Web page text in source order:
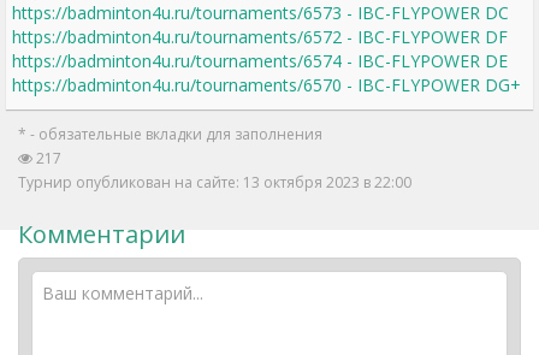
https://badminton4u.ru/tournaments/6573 - IBC-FLYPOWER DC
https://badminton4u.ru/tournaments/6572 - IBC-FLYPOWER DF
https://badminton4u.ru/tournaments/6574 - IBC-FLYPOWER DE
https://badminton4u.ru/tournaments/6570 - IBC-FLYPOWER DG+
* - обязательные вкладки для заполнения
217
Турнир опубликован на сайте: 13 октября 2023 в 22:00
Комментарии